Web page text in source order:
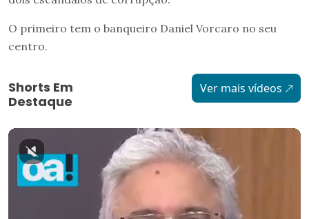
O primeiro tem o banqueiro Daniel Vorcaro no seu
centro.
Shorts Em
Destaque
Ver mais vídeos